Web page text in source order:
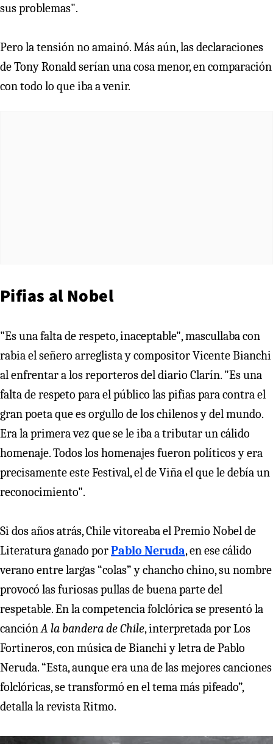
sus problemas".
Pero la tensión no amainó. Más aún, las declaraciones
de Tony Ronald serían una cosa menor, en comparación
con todo lo que iba a venir.
Pifias al Nobel
"Es una falta de respeto, inaceptable", mascullaba con
rabia el señero arreglista y compositor Vicente Bianchi
al enfrentar a los reporteros del diario Clarín. "Es una
falta de respeto para el público las pifias para contra el
gran poeta que es orgullo de los chilenos y del mundo.
Era la primera vez que se le iba a tributar un cálido
homenaje. Todos los homenajes fueron políticos y era
precisamente este Festival, el de Viña el que le debía un
reconocimiento".
Si dos años atrás, Chile vitoreaba el Premio Nobel de
Literatura ganado porPablo Neruda, en ese cálido
verano entre largas “colas” y chancho chino, su nombre
provocó las furiosas pullas de buena parte del
respetable. En la competencia folclórica se presentó la
canción A la bandera de Chile, interpretada por Los
Fortineros, con música de Bianchi y letra de Pablo
Neruda. “Esta, aunque era una de las mejores canciones
folclóricas, se transformó en el tema más pifeado”,
detalla la revista Ritmo.